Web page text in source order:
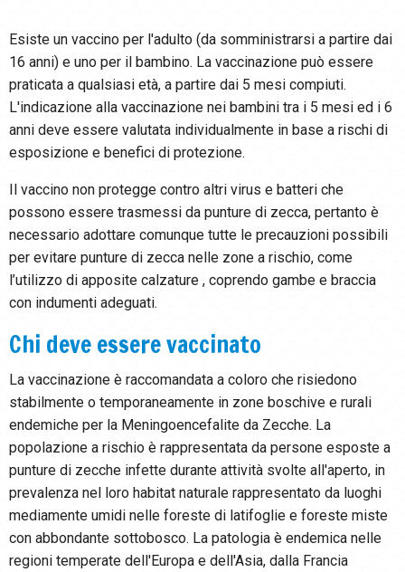
Esiste un vaccino per l'adulto (da somministrarsi a partire dai
16 anni) e uno per il bambino. La vaccinazione può essere
praticata a qualsiasi età, a partire dai 5 mesi compiuti.
L'indicazione alla vaccinazione nei bambini tra i 5 mesi ed i 6
anni deve essere valutata individualmente in base a rischi di
esposizione e benefici di protezione.
Il vaccino non protegge contro altri virus e batteri che
possono essere trasmessi da punture di zecca, pertanto è
necessario adottare comunque tutte le precauzioni possibili
per evitare punture di zecca nelle zone a rischio, come
l’utilizzo di apposite calzature , coprendo gambe e braccia
con indumenti adeguati.
Chi deve essere vaccinato
La vaccinazione è raccomandata a coloro che risiedono
stabilmente o temporaneamente in zone boschive e rurali
endemiche per la Meningoencefalite da Zecche. La
popolazione a rischio è rappresentata da persone esposte a
punture di zecche infette durante attività svolte all'aperto, in
prevalenza nel loro habitat naturale rappresentato da luoghi
mediamente umidi nelle foreste di latifoglie e foreste miste
con abbondante sottobosco. La patologia è endemica nelle
regioni temperate dell'Europa e dell'Asia, dalla Francia